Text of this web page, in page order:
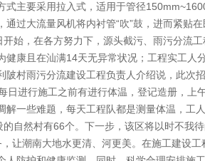
式主要采用拉入式，适用于管径
过大流量风机将内衬管“吹”鼓，进而紧贴在
始，在各方努力下，源头截污、雨污分流
康且在汕满14天无异常状况；工程实工人
村雨污分流建设工程负责人介绍说，此次
进行施工之前有进行体温，登记造册，上
一些难题，每天工程队都是测量体温，工
自然村有66个。下一步，该区将以时不我
让潮南大地水更清、河更美。在施工建设